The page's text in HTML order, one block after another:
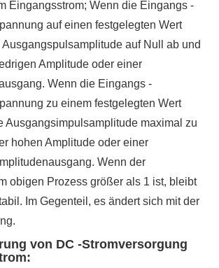
Eingangsstrom; Wenn die Eingangs -
auf einen festgelegten Wert
auf Null ab und
Amplitude oder einer
Wenn die Eingangs -
zu einem festgelegten Wert
Ausgangsimpulsamplitude maximal zu
hohen Amplitude oder einer
Wenn der
obigen Prozess größer als 1 ist, bleibt
Im Gegenteil, es ändert sich mit der
von DC -Stromversorgung